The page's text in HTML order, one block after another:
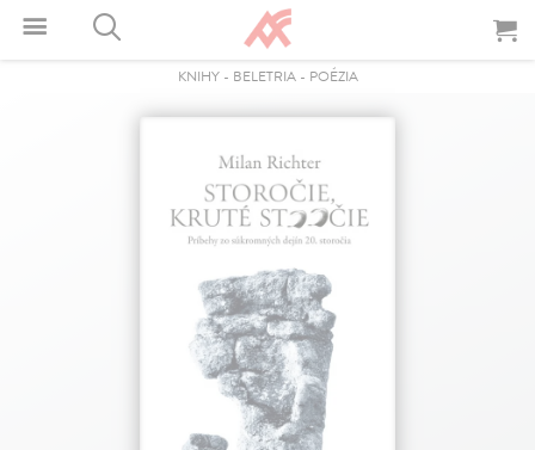
KNIHY- BELETRIA- POÉZIA